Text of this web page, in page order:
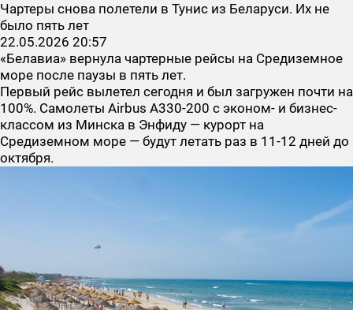
Чартеры снова полетели в Тунис из Беларуси. Их не
было пять лет
22.05.2026 20:57
«Белавиа» вернула чартерные рейсы на Средиземное
море после паузы в пять лет.
Первый рейс вылетел сегодня и был загружен почти на
100%. Самолеты Airbus A330-200 с эконом- и бизнес-
классом из Минска в Энфиду — курорт на
Средиземном море — будут летать раз в 11-12 дней до
октября.